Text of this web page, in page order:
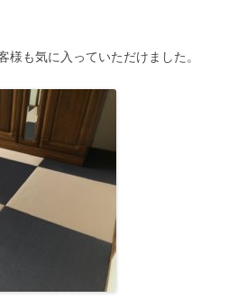
様も気に入っていただけました。